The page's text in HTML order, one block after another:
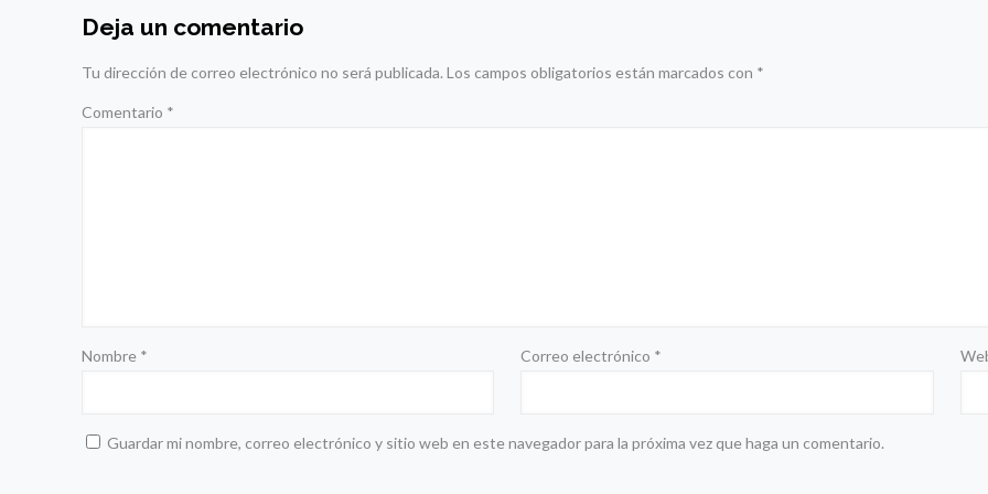
Deja un comentario
Tu dirección de correo electrónico no será publicada. Los campos obligatorios están marcados con *
Comentario *
Nombre * Correo electrónico *
Guardar mi nombre, correo electrónico y sitio web en este navegador para la próxima vez que haga un comentario.